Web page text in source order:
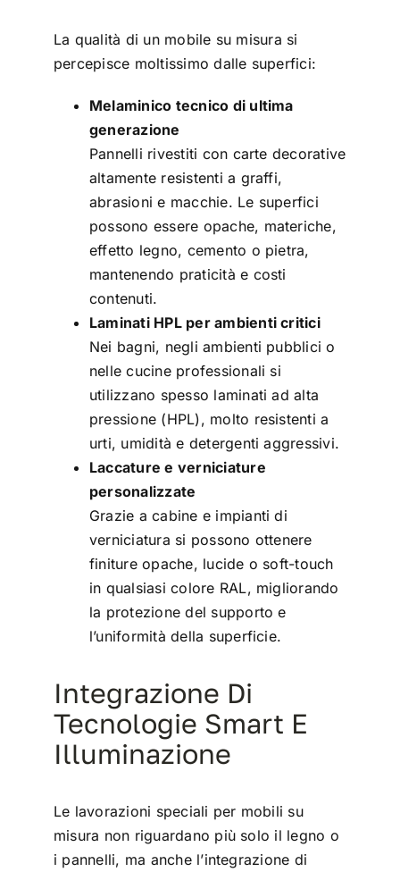
La qualità di un mobile su misura si
percepisce moltissimo dalle superfici:
Melaminico tecnico di ultima
generazione
Pannelli rivestiti con carte decorative
altamente resistenti a graffi,
abrasioni e macchie. Le superfici
possono essere opache, materiche,
effetto legno, cemento o pietra,
mantenendo praticità e costi
contenuti.
Laminati HPL per ambienti critici
Nei bagni, negli ambienti pubblici o
nelle cucine professionali si
utilizzano spesso laminati ad alta
pressione (HPL), molto resistenti a
urti, umidità e detergenti aggressivi.
Laccature e verniciature
personalizzate
Grazie a cabine e impianti di
verniciatura si possono ottenere
finiture opache, lucide o soft-touch
in qualsiasi colore RAL, migliorando
la protezione del supporto e
l’uniformità della superficie.
Integrazione Di
Tecnologie Smart E
Illuminazione
Le lavorazioni speciali per mobili su
misura non riguardano più solo il legno o
i pannelli, ma anche l’integrazione di